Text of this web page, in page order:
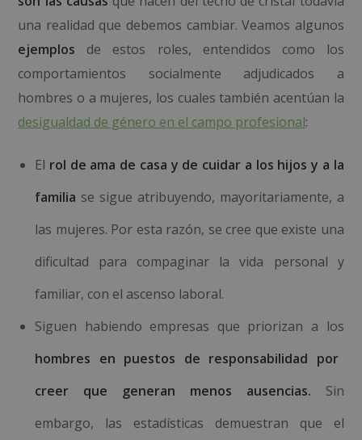
una realidad que debemos cambiar. Veamos algunos
ejemplos de estos roles, entendidos como los
comportamientos socialmente adjudicados a
hombres o a mujeres, los cuales también acentúan la
desigualdad de género en el campo profesional:
El rol de ama de casa y de cuidar a los hijos y a la
familia se sigue atribuyendo, mayoritariamente, a
las mujeres. Por esta razón, se cree que existe una
dificultad para compaginar la vida personal y
familiar, con el ascenso laboral.
Siguen habiendo empresas que priorizan a los
hombres en puestos de responsabilidad por
creer que generan menos ausencias. Sin
embargo, las estadísticas demuestran que el